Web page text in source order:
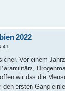
2022
Vor einem
wir das die
den ersten Gang